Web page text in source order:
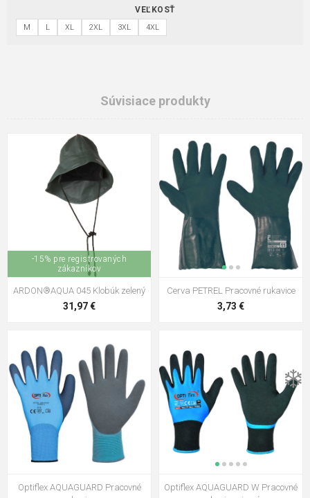
VEĽKOSŤ
M L XL 2XL 3XL 4XL
Súvisiace produkty
-15% pre registrovaných
zákazníkov
ARDON®AQUA 045 Klobúk zelený
31,97 €
Cerva PETREL Pracovné rukavice
3,73 €
Optiflex AQUAGUARD Pracovné
❄️
Optiflex AQUAGUARD W Pracovné